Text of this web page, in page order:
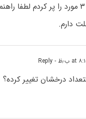
من از ۱۰انتخاب فقط ۳ مورد را پر کردم لطفا
- Reply
درخشان تغییر کرده؟